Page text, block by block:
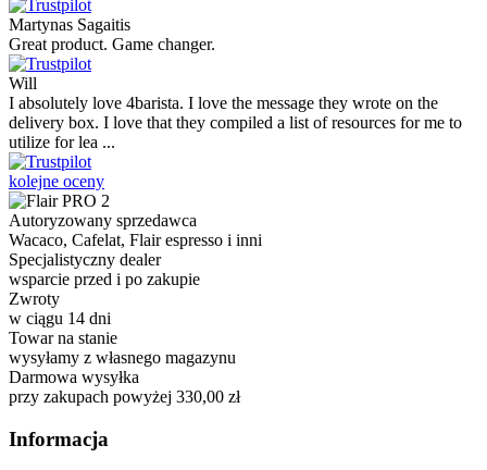
Martynas Sagaitis
Great product. Game changer.
Will
I absolutely love 4barista. I love the message they wrote on the
delivery box. I love that they compiled a list of resources for me to
utilize for lea ...
kolejne oceny
Autoryzowany sprzedawca
Wacaco, Cafelat, Flair espresso i inni
Specjalistyczny dealer
wsparcie przed i po zakupie
Zwroty
w ciągu 14 dni
Towar na stanie
wysyłamy z własnego magazynu
Darmowa wysyłka
przy zakupach powyżej 330,00 zł
Informacja